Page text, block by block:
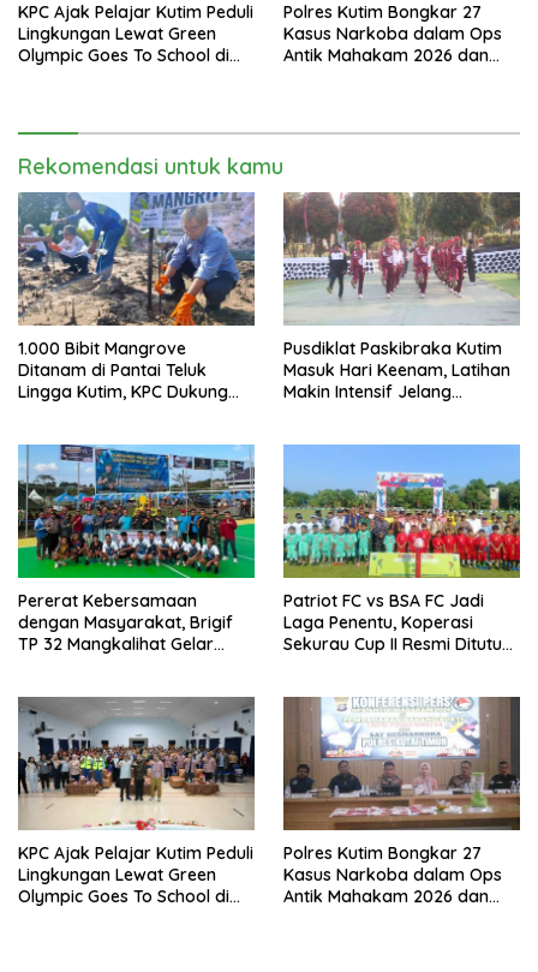
KPC Ajak Pelajar Kutim Peduli
Lingkungan Lewat Green
Olympic Goes To School di
Polres Kutim Bongkar 27
Kasus Narkoba dalam Ops
Antik Mahakam 2026 dan
Rekomendasi untuk kamu
1.000 Bibit Mangrove
Ditanam di Pantai Teluk
Lingga Kutim, KPC Dukung
Pusdiklat Paskibraka Kutim
Masuk Hari Keenam, Latihan
Makin Intensif Jelang
Pererat Kebersamaan
dengan Masyarakat, Brigif
TP 32 Mangkalihat Gelar
Patriot FC vs BSA FC Jadi
Laga Penentu, Koperasi
Sekurau Cup II Resmi Ditutup
KPC Ajak Pelajar Kutim Peduli
Lingkungan Lewat Green
Olympic Goes To School di
Polres Kutim Bongkar 27
Kasus Narkoba dalam Ops
Antik Mahakam 2026 dan